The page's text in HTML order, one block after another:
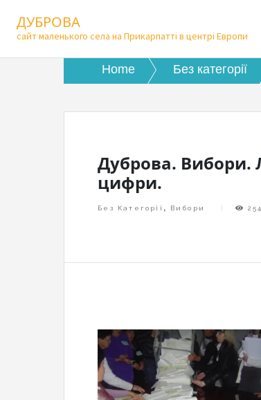
content
ДУБРОВА
сайт маленького села на Прикарпатті в центрі Европи
Home Без категорії
Дуброва.
цифри.
Без Категорії , Вибори 254